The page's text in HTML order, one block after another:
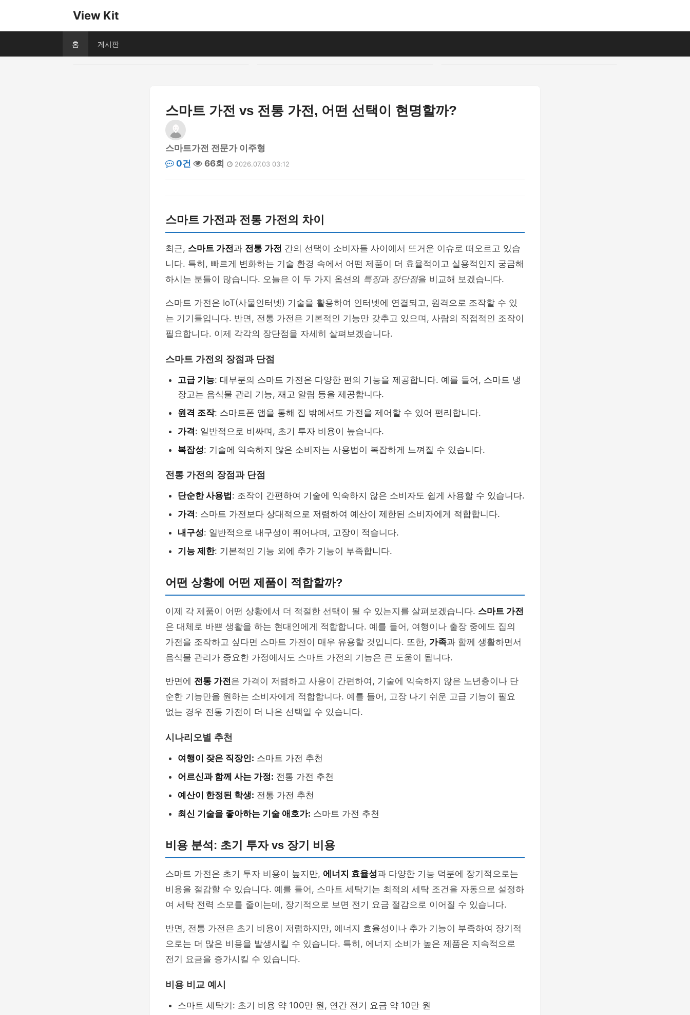
View Kit
홈 게시판
스마트 가전 vs 전통 가전, 어떤 선택이 현명할까?
스마트가전 전문가 이주형
0건
66회 2026.07.03 03:12
스마트 가전과 전통 가전의 차이
최근, 스마트 가전과 전통 가전 간의 선택이 소비자들 사이에서 뜨거운 이슈로 떠오르고 있습
니다. 특히, 빠르게 변화하는 기술 환경 속에서 어떤 제품이 더 효율적이고 실용적인지 궁금해
하시는 분들이 많습니다. 오늘은 이 두 가지 옵션의 특징과 장단점을 비교해 보겠습니다.
스마트 가전은 IoT(사물인터넷) 기술을 활용하여 인터넷에 연결되고, 원격으로 조작할 수 있
는 기기들입니다. 반면, 전통 가전은 기본적인 기능만 갖추고 있으며, 사람의 직접적인 조작이
필요합니다. 이제 각각의 장단점을 자세히 살펴보겠습니다.
스마트 가전의 장점과 단점
고급 기능: 대부분의 스마트 가전은 다양한 편의 기능을 제공합니다. 예를 들어, 스마트 냉
장고는 음식물 관리 기능, 재고 알림 등을 제공합니다.
원격 조작: 스마트폰 앱을 통해 집 밖에서도 가전을 제어할 수 있어 편리합니다.
가격: 일반적으로 비싸며, 초기 투자 비용이 높습니다.
복잡성: 기술에 익숙하지 않은 소비자는 사용법이 복잡하게 느껴질 수 있습니다.
전통 가전의 장점과 단점
단순한 사용법 : 조작이 간편하여 기술에 익숙하지 않은 소비자도 쉽게 사용할 수 있습니다.
가격: 스마트 가전보다 상대적으로 저렴하여 예산이 제한된 소비자에게 적합합니다.
내구성: 일반적으로 내구성이 뛰어나며, 고장이 적습니다.
기능 제한: 기본적인 기능 외에 추가 기능이 부족합니다.
어떤 상황에 어떤 제품이 적합할까?
이제 각 제품이 어떤 상황에서 더 적절한 선택이 될 수 있는지를 살펴보겠습니다. 스마트 가전
은 대체로 바쁜 생활을 하는 현대인에게 적합합니다. 예를 들어, 여행이나 출장 중에도 집의
가전을 조작하고 싶다면 스마트 가전이 매우 유용할 것입니다. 또한, 가족과 함께 생활하면서
음식물 관리가 중요한 가정에서도 스마트 가전의 기능은 큰 도움이 됩니다.
반면에 전통 가전은 가격이 저렴하고 사용이 간편하여, 기술에 익숙하지 않은 노년층이나 단
순한 기능만을 원하는 소비자에게 적합합니다. 예를 들어, 고장 나기 쉬운 고급 기능이 필요
없는 경우 전통 가전이 더 나은 선택일 수 있습니다.
시나리오별 추천
여행이 잦은 직장인: 스마트 가전 추천
어르신과 함께 사는 가정: 전통 가전 추천
예산이 한정된 학생: 전통 가전 추천
최신 기술을 좋아하는 기술 애호가: 스마트 가전 추천
비용 분석: 초기 투자 vs 장기 비용
스마트 가전은 초기 투자 비용이 높지만, 에너지 효율성과 다양한 기능 덕분에 장기적으로는
비용을 절감할 수 있습니다. 예를 들어, 스마트 세탁기는 최적의 세탁 조건을 자동으로 설정하
여 세탁 전력 소모를 줄이는데, 장기적으로 보면 전기 요금 절감으로 이어질 수 있습니다.
반면, 전통 가전은 초기 비용이 저렴하지만, 에너지 효율성이나 추가 기능이 부족하여 장기적
으로는 더 많은 비용을 발생시킬 수 있습니다. 특히, 에너지 소비가 높은 제품은 지속적으로
전기 요금을 증가시킬 수 있습니다.
비용 비교 예시
스마트 세탁기: 초기 비용 약 100만 원, 연간 전기 요금 약 10만 원